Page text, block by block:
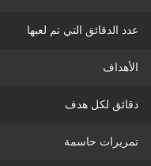
عدد الدقائق التي تم لعبها
الأهداف
دقائق لكل هدف
تمريرات حاسمة